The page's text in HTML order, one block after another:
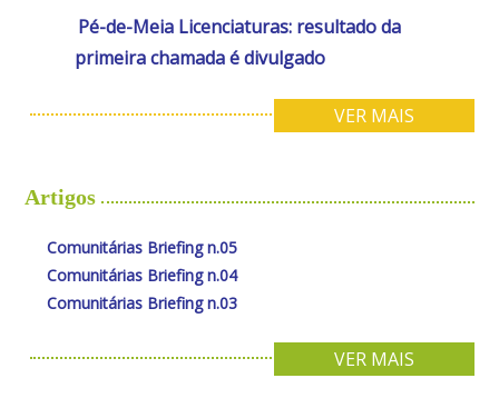
Pé-de-Meia Licenciaturas: resultado da
primeira chamada é divulgado
VER MAIS
Artigos
Comunitárias Briefing n.05
Comunitárias Briefing n.04
Comunitárias Briefing n.03
VER MAIS